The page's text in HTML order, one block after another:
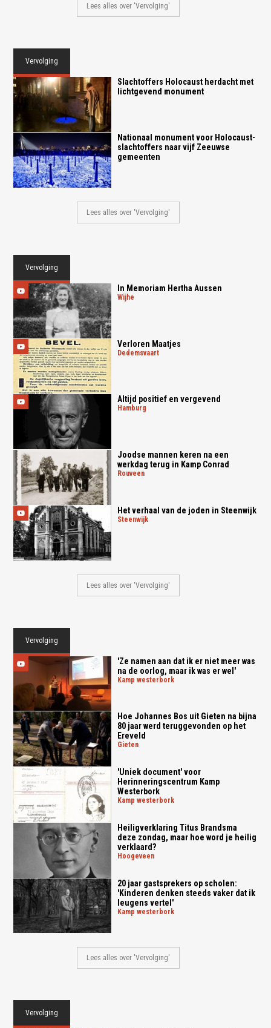
Lees alles over 'Vervolging'
Vervolging
Slachtoffers Holocaust herdacht met
lichtgevend monument
Nationaal monument voor Holocaust-
slachtoffers naar vijf Zeeuwse
gemeenten
Lees alles over 'Vervolging'
Vervolging
In Memoriam Hertha Aussen
wijhe
Verloren Maatjes
dedemsvaart
Altijd positief en vergevend
hamburg
Joodse mannen keren na een
werkdag terug in Kamp Conrad
rouveen
Het verhaal van de joden in Steenwijk
steenwijk
Lees alles over 'Vervolging'
Vervolging
'Ze namen aan dat ik er niet meer was
na de oorlog, maar ik was er wel'
kamp westerbork
Hoe Johannes Bos uit Gieten na bijna
80 jaar werd teruggevonden op het
Ereveld
gieten
'Uniek document' voor
Herinneringscentrum Kamp
Westerbork
kamp westerbork
Heiligverklaring Titus Brandsma
deze zondag, maar hoe word je heilig
verklaard?
hoogeveen
20 jaar gastsprekers op scholen:
'Kinderen denken steeds vaker dat ik
leugens vertel'
kamp westerbork
Lees alles over 'Vervolging'
Vervolging